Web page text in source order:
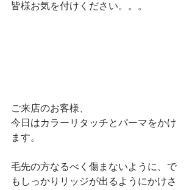
皆様お気を付けください。。。
ご来店のお客様、
今日はカラーリタッチとパーマをかけ
ます。
毛先の方なるべく傷まないように、で
もしっかりリッジが出るようにかけさ